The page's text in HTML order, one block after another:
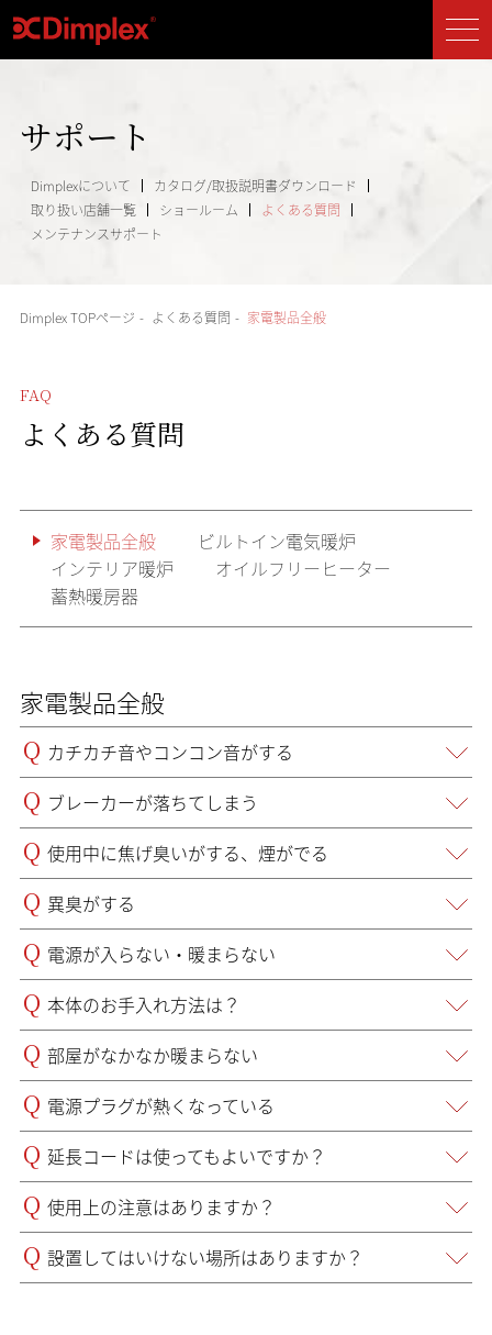
サポート
Dimplexについて
カタログ/取扱説明書ダウンロード
取り扱い店舗一覧
ショールーム
よくある質問
メンテナンスサポート
Dimplex TOPページ - よくある質問 - 家電製品全般
FAQ
よくある質問
家電製品全般
Q カチカチ音やコンコン音がする
Q ブレーカーが落ちてしまう
Q 使用中に焦げ臭いがする、煙がでる
Q 異臭がする
Q 電源が入らない・暖まらない
Q 本体のお手入れ方法は？
Q 部屋がなかなか暖まらない
Q 電源プラグが熱くなっている
Q 延長コードは使ってもよいですか？
Q 使用上の注意はありますか？
Q 設置してはいけない場所はありますか？
家電製品全般
ビルトイン電気暖炉
インテリア暖炉
オイルフリーヒーター
蓄熱暖房器